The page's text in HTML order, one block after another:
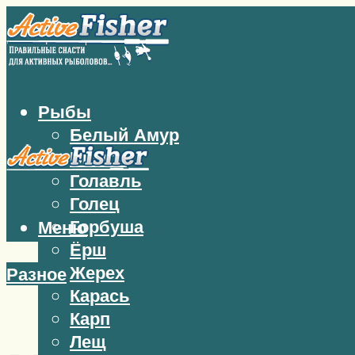
Рыбы
Белый Амур
Бычок
Голавль
Голец
Горбуша
Ёрш
Жерех
Карась
Карп
Лещ
Меню
Разное